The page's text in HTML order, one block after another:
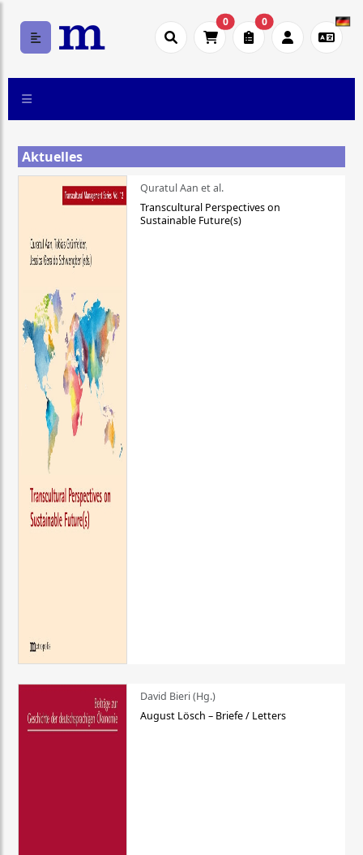
0 0
Aktuelles
Quratul Aan et al.
Transcultural Perspectives on
Sustainable Future(s)
David Bieri (Hg.)
August Lösch – Briefe / Letters